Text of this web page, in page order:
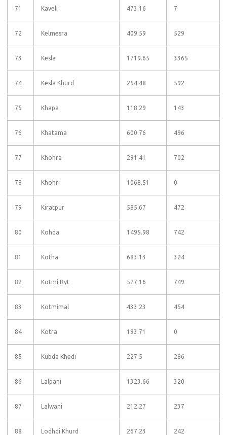
71 Kaveli 473.16 7
72 Kelmesra 409.59 529
73 Kesla 1719.65 3365
74 Kesla Khurd 254.48 592
75 Khapa 118.29 143
76 Khatama 600.76 496
77 Khohra 291.41 702
78 Khohri 1068.51 0
79 Kiratpur 585.67 472
80 Kohda 1495.98 742
81 Kotha 683.13 324
82 Kotmi Ryt 527.16 749
83 Kotmimal 433.23 454
84 Kotra 193.71 0
85 Kubda Khedi 227.5 286
86 Lalpani 1323.66 320
87 Lalwani 212.27 237
88 Lodhdi Khurd 267.23 242